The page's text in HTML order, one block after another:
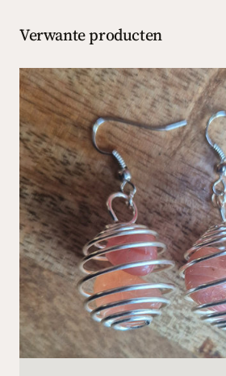
Verwante producten